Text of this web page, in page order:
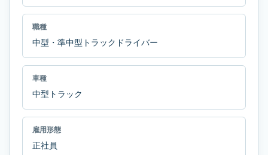
職種
中型・準中型トラックドライバー
車種
中型トラック
雇用形態
正社員